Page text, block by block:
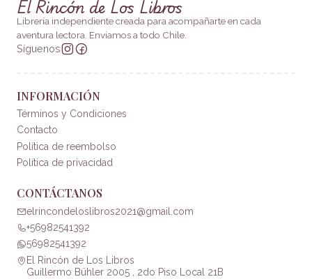
El Rincón de Los Libros
Librería independiente creada para acompañarte en cada
aventura lectora. Enviamos a todo Chile.
Síguenos
INFORMACIÓN
Términos y Condiciones
Contacto
Política de reembolso
Política de privacidad
CONTÁCTANOS
elrincondeloslibros2021@gmail.com
+56982541392
56982541392
El Rincón de Los Libros
Guillermo Bühler 2005 , 2do Piso Local 21B